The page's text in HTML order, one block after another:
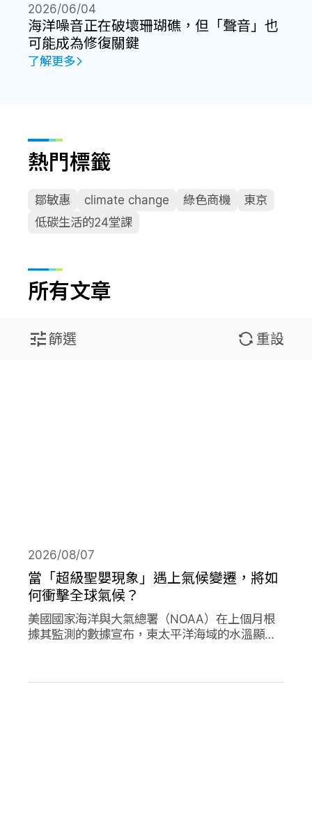
海洋噪音正在破壞珊瑚礁，但「聲音」也
可能成為修復關鍵
2026/06/04
了解更多
熱門標籤
鄒敏惠 climate change 綠色商機
東京
低碳生活的24堂課
所有文章
篩選 重設
當「超級聖嬰現象」遇上氣候變遷，將如
何衝擊全球氣候？
2026/08/07
美國國家海洋與大氣總署（NOAA）在上個月根
據其監測的數據宣布，東太平洋海域的水溫顯著
來更高水溫的「超級聖嬰現象」，屆時有可能打